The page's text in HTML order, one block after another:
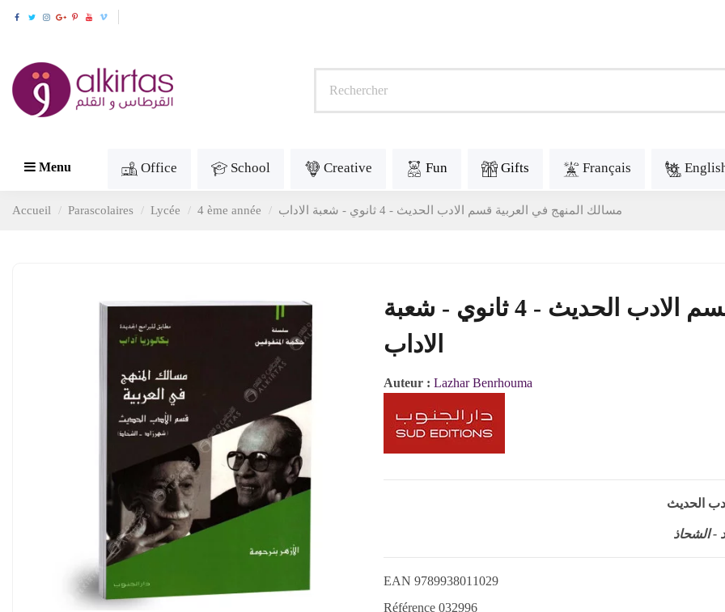
Menu Office School Creative Fun Gifts Français
Accueil Parascolaires Lycée 4 ème année مسالك المنهج في العربية قسم الادب الحديث - 4 ثانوي - شعبة الاداب
مسالك المنهج في العربية قسم الادب الحديث - 4 ثانوي - شعبة
الاداب
Auteur : Lazhar Benrhouma
الحديث
- الشحاذ
EAN 9789938011029
Référence 032996